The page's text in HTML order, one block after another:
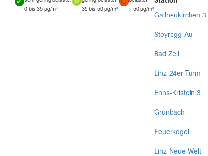
0 bis 35 µg/m³
35 bis 50 µg/m³ > 50 µg/m³
Gallneukirchen 3
Steyregg-Au
Bad Zell
Linz-24er-Turm
Enns-Kristein 3
Grünbach
Feuerkogel
Linz-Neue Welt